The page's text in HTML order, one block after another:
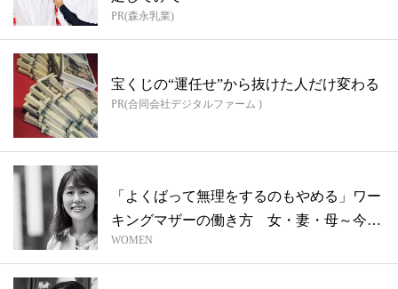
PR(森永乳業)
宝くじの“運任せ”から抜けた人だけ変わる
PR(合同会社デジタルファーム )
「よくばって無理をするのもやめる」ワー
キングマザーの働き方 女・妻・母～今月
の母...
WOMEN